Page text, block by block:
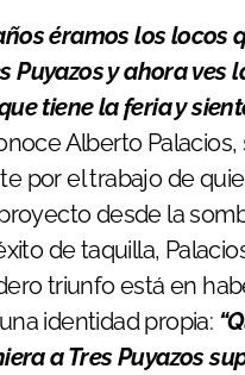
Puyazos y ahora ves
tiene la feria y
Alberto
por el trabajo de
desde la
de taquilla,
triunfo está en
identidad propia:
a Tres Puyazos